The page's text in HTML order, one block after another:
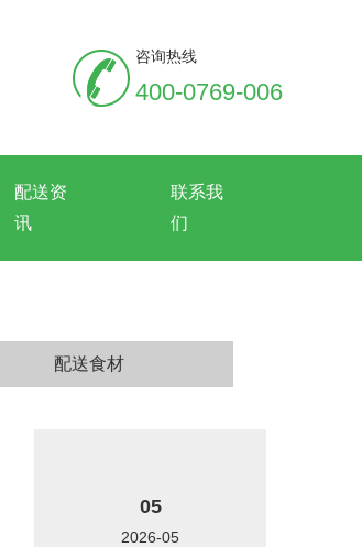
咨询热线
400-0769-006
配送资
讯
联系我
们
配送食材
05
2026-05